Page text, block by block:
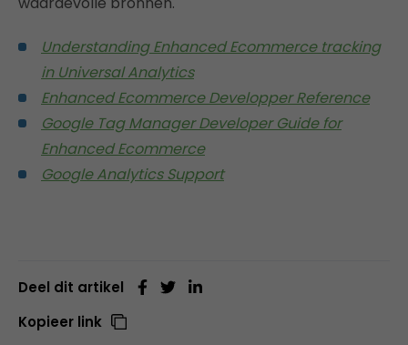
Understanding Enhanced Ecommerce tracking
in Universal Analytics
Enhanced Ecommerce Developper Reference
Google Tag Manager Developer Guide for
Enhanced Ecommerce
Google Analytics Support
Deel dit artikel
Kopieer link